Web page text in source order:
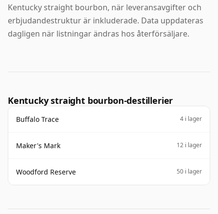
Kentucky straight bourbon, när leveransavgifter och
erbjudandestruktur är inkluderade. Data uppdateras
dagligen när listningar ändras hos återförsäljare.
Kentucky straight bourbon-destillerier
Buffalo Trace 4 i lager
Maker's Mark 12 i lager
Woodford Reserve 50 i lager